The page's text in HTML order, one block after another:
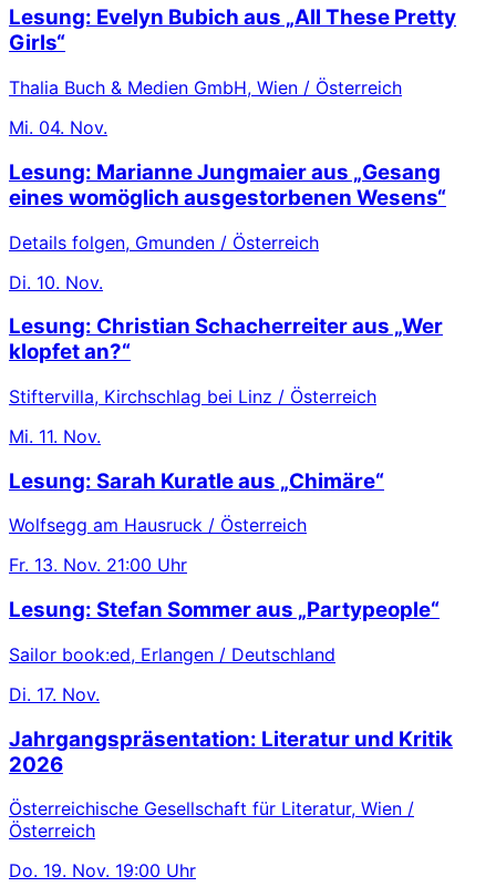
Lesung: Evelyn Bubich aus „All These Pretty
Girls“
Thalia Buch & Medien GmbH, Wien / Österreich
Mi. 04. Nov.
Lesung: Marianne Jungmaier aus „Gesang
eines womöglich ausgestorbenen Wesens“
Details folgen, Gmunden / Österreich
Di. 10. Nov.
Lesung: Christian Schacherreiter aus „Wer
klopfet an?“
Stiftervilla, Kirchschlag bei Linz / Österreich
Mi. 11. Nov.
Lesung: Sarah Kuratle aus „Chimäre“
Wolfsegg am Hausruck / Österreich
Fr. 13. Nov. 21:00 Uhr
Lesung: Stefan Sommer aus „Partypeople“
Sailor book:ed, Erlangen / Deutschland
Di. 17. Nov.
Jahrgangspräsentation: Literatur und Kritik
2026
Österreichische Gesellschaft für Literatur, Wien /
Österreich
Do. 19. Nov. 19:00 Uhr